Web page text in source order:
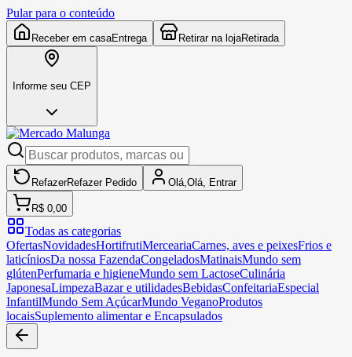
Pular para o conteúdo
Receber em casaEntrega Retirar na lojaRetirada
Informe seu CEP
RefazerRefazer Pedido Olá, Olá, Entrar
R$ 0,00
Todas as categorias
OfertasNovidadesHortifrutiMerceariaCarnes, aves e peixesFrios e
laticíniosDa nossa FazendaCongeladosMatinaisMundo sem
glútenPerfumaria e higieneMundo sem LactoseCulinária
JaponesaLimpezaBazar e utilidadesBebidasConfeitariaEspecial
InfantilMundo Sem AçúcarMundo VeganoProdutos
locaisSuplemento alimentar e Encapsulados